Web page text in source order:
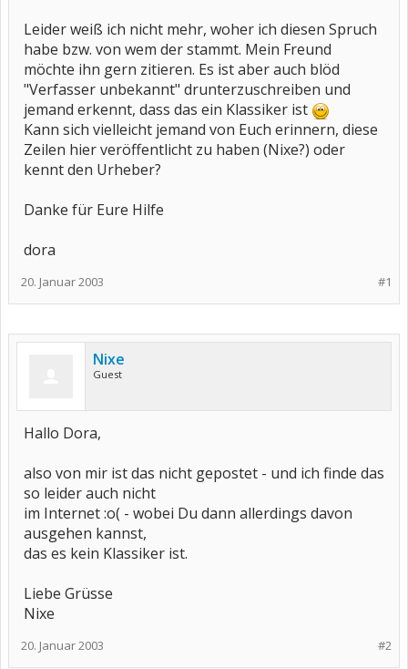
Leider weiß ich nicht mehr, woher ich diesen Spruch
habe bzw. von wem der stammt. Mein Freund
möchte ihn gern zitieren. Es ist aber auch blöd
"Verfasser unbekannt" drunterzuschreiben und
jemand erkennt, dass das ein Klassiker ist
Kann sich vielleicht jemand von Euch erinnern, diese
Zeilen hier veröffentlicht zu haben (Nixe?) oder
kennt den Urheber?
Danke für Eure Hilfe
dora
#1
20. Januar 2003
Nixe
Guest
Hallo Dora,
also von mir ist das nicht gepostet - und ich finde das
so leider auch nicht
im Internet :o( - wobei Du dann allerdings davon
ausgehen kannst,
das es kein Klassiker ist.
Liebe Grüsse
Nixe
#2
20. Januar 2003